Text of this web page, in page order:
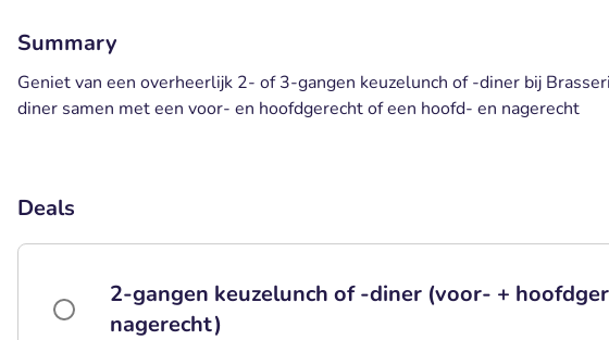
Summary
Geniet van een overheerlijk 2- of 3-gangen keuzelunch of -diner bij
diner samen met een voor- en hoofdgerecht of een hoofd- en nagerecht
Deals
2-gangen keuzelunch of -diner (voor- +
nagerecht)